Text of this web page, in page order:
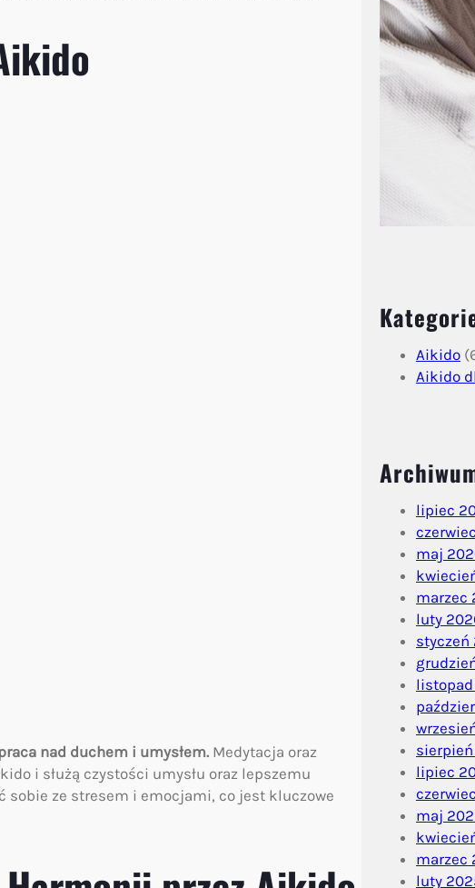
nad duchem i umysłem. Medytacja oraz
i służą czystości umysłu oraz lepszemu
ze stresem i emocjami, co jest kluczowe
Aikido
Aikido
lipiec
maj
marzec
luty
styczeń
lipiec
maj
marzec
luty